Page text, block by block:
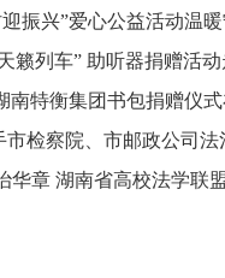
证人为知识产权保护筑
振兴”爱心公益活动温
籁列车” 助听器捐赠活
南特衡集团书包捐赠仪
市检察院、市邮政公司法
洞中学
华章 湖南省高校法学联